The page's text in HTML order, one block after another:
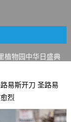
演绎一场古筝
物园中华日盛典
亲身体验划行乐
物多样性研究与中美
易斯开刀 圣路易
烈